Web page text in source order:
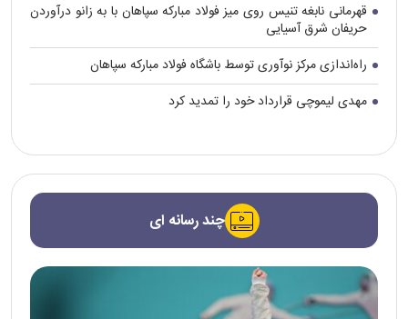
قهرمانی نابغه تنیس روی میز فولاد مبارکه سپاهان با به زانو درآوردن
حریفان شرق آسیایی
راه‌اندازی مرکز نوآوری توسط باشگاه فولاد مبارکه سپاهان
مهدی لیموچی قرارداد خود را تمدید کرد
چند رسانه ای